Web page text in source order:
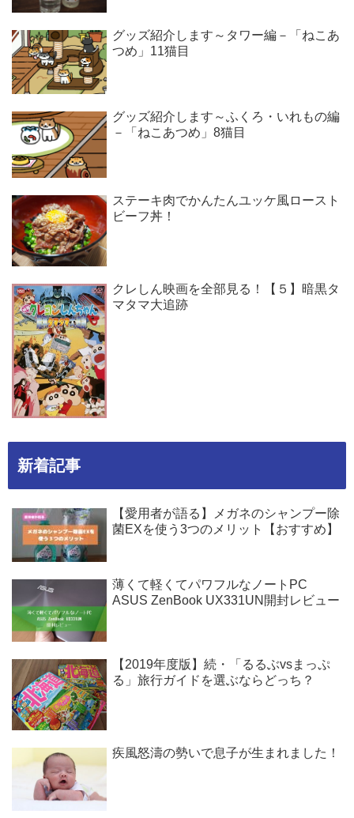
グッズ紹介します～タワー編－「ねこあ
つめ」11猫目
グッズ紹介します～ふくろ・いれもの編
－「ねこあつめ」8猫目
ステーキ肉でかんたんユッケ風ロースト
ビーフ丼！
クレしん映画を全部見る！【５】暗黒タ
マタマ大追跡
新着記事
【愛用者が語る】メガネのシャンプー除
菌EXを使う3つのメリット【おすすめ】
薄くて軽くてパワフルなノートPC
ASUS ZenBook UX331UN開封レビュー
【2019年度版】続・「るるぶvsまっぷ
る」旅行ガイドを選ぶならどっち？
疾風怒濤の勢いで息子が生まれました！